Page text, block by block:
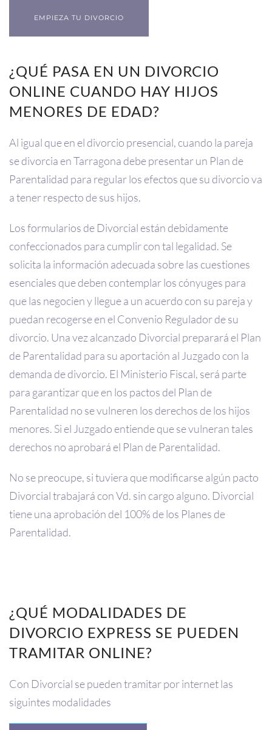
EMPIEZA TU DIVORCIO
¿QUÉ PASA EN UN DIVORCIO
ONLINE CUANDO HAY HIJOS
MENORES DE EDAD?
Al igual que en el divorcio presencial, cuando la pareja
se divorcia en Tarragona debe presentar un Plan de
Parentalidad para regular los efectos que su divorcio va
a tener respecto de sus hijos.
Los formularios de Divorcial están debidamente
confeccionados para cumplir con tal legalidad. Se
solicita la información adecuada sobre las cuestiones
esenciales que deben contemplar los cónyuges para
que las negocien y llegue a un acuerdo con su pareja y
puedan recogerse en el Convenio Regulador de su
divorcio. Una vez alcanzado Divorcial preparará el Plan
de Parentalidad para su aportación al Juzgado con la
demanda de divorcio. El Ministerio Fiscal, será parte
para garantizar que en los pactos del Plan de
Parentalidad no se vulneren los derechos de los hijos
menores. Si el Juzgado entiende que se vulneran tales
derechos no aprobará el Plan de Parentalidad.
No se preocupe, si tuviera que modificarse algún pacto
Divorcial trabajará con Vd. sin cargo alguno. Divorcial
tiene una aprobación del 100% de los Planes de
Parentalidad.
¿QUÉ MODALIDADES DE
DIVORCIO EXPRESS SE PUEDEN
TRAMITAR ONLINE?
Con Divorcial se pueden tramitar por internet las
siguintes modalidades